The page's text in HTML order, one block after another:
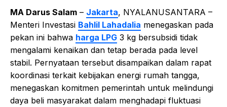
MA Darus Salam – Jakarta, NYALANUSANTARA –
Menteri Investasi Bahlil Lahadalia menegaskan pada
pekan ini bahwa harga LPG 3 kg bersubsidi tidak
mengalami kenaikan dan tetap berada pada level
stabil. Pernyataan tersebut disampaikan dalam rapat
koordinasi terkait kebijakan energi rumah tangga,
menegaskan komitmen pemerintah untuk melindungi
daya beli masyarakat dalam menghadapi fluktuasi